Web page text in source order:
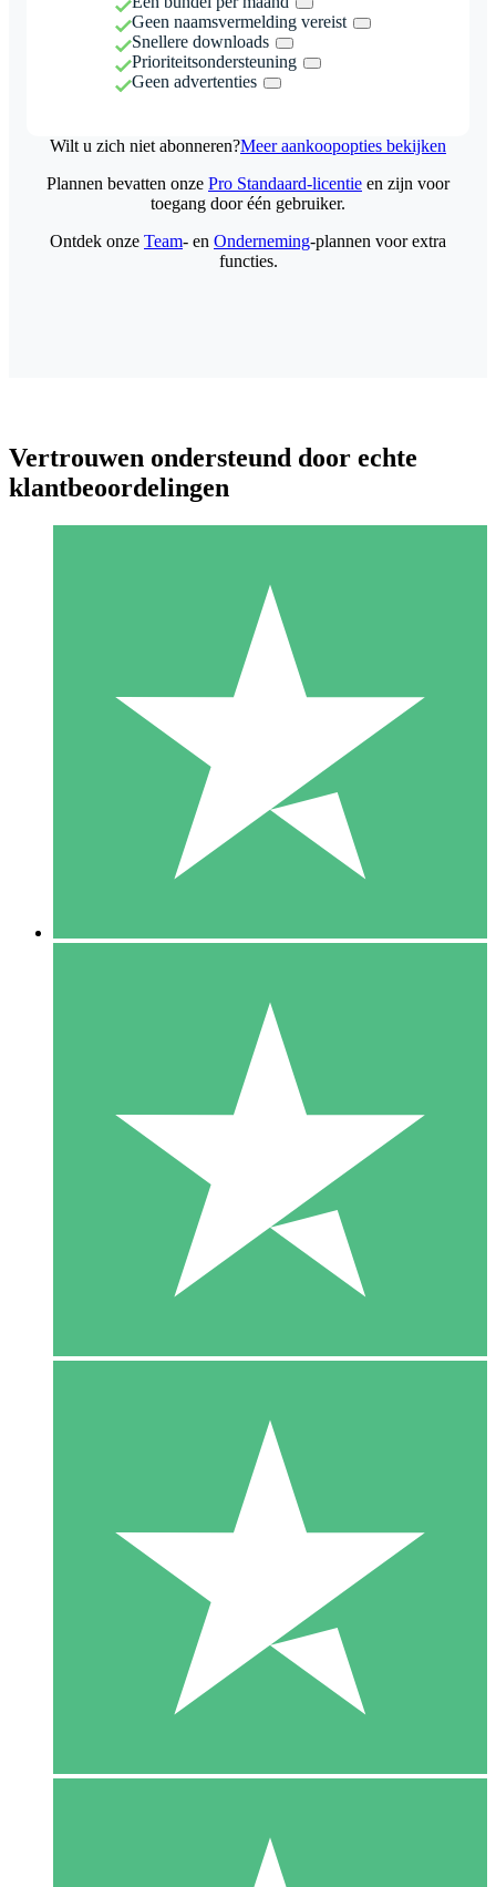
Geen naamsvermelding vereist
Snellere downloads
Prioriteitsondersteuning
Geen advertenties
Wilt u zich niet abonneren?Meer aankoopopties bekijken
Individuele Creditpakketten
Betaal per gebruik met downloadtegoeden. Geen maandelijkse
1000
10 Downloaden
20 00
Plannen bevatten onze Pro Standaard-licentie en zijn voor
toegang door één gebruiker.
Ontdek onze Team- en Onderneming-plannen voor extra
functies.
Vertrouwen ondersteund door echte
klantbeoordelingen